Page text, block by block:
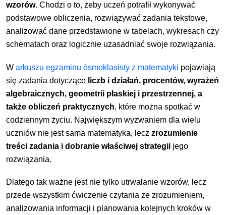
wzorów. Chodzi o to, żeby uczeń potrafił wykonywać
podstawowe obliczenia, rozwiązywać zadania tekstowe,
analizować dane przedstawione w tabelach, wykresach czy
schematach oraz logicznie uzasadniać swoje rozwiązania.
Warkuszu egzaminu ósmoklasisty z matematyki pojawiają
się zadania dotyczące liczb i działań, procentów, wyrażeń
algebraicznych, geometrii płaskiej i przestrzennej, a
także obliczeń praktycznych, które można spotkać w
codziennym życiu. Największym wyzwaniem dla wielu
uczniów nie jest sama matematyka, leczzrozumienie
treści zadania i dobranie właściwej strategii jego
rozwiązania.
Dlatego tak ważne jest nie tylko utrwalanie wzorów, lecz
przede wszystkim ćwiczenie czytania ze zrozumieniem,
analizowania informacji i planowania kolejnych kroków w